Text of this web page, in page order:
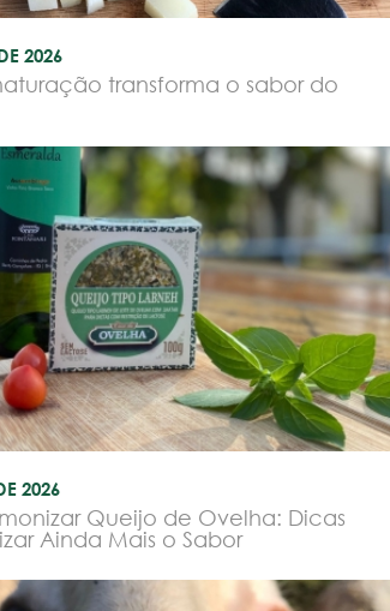
2026
transforma o sabor do
2026
Queijo de Ovelha: Dicas
Ainda Mais o Sabor